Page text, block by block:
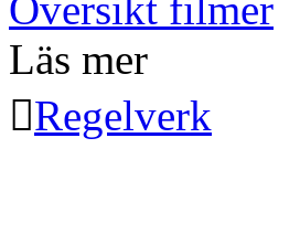
Översikt filmer
Läs mer
Regelverk